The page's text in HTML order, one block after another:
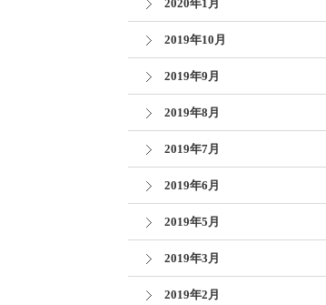
2020年1月
2019年10月
2019年9月
2019年8月
2019年7月
2019年6月
2019年5月
2019年3月
2019年2月